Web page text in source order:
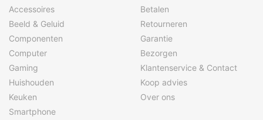
Accessoires
Beeld & Geluid
Componenten
Computer
Gaming
Huishouden
Keuken
Smartphone
Betalen
Retourneren
Garantie
Bezorgen
Klantenservice & Contact
Koop advies
Over ons